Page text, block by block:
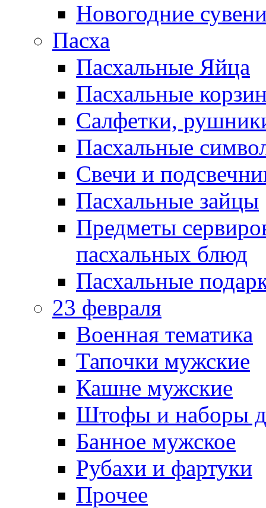
Новогодние
Пасха
Пасхальные Яйца
Пасхальные
Салфетки,
Пасхальные
Свечи и
Пасхальные зайцы
Предметы
пасхальных блюд
Пасхальные
23 февраля
Военная тематика
Тапочки мужские
Кашне мужские
Штофы и наборы
Банное мужское
Рубахи и фартуки
Прочее